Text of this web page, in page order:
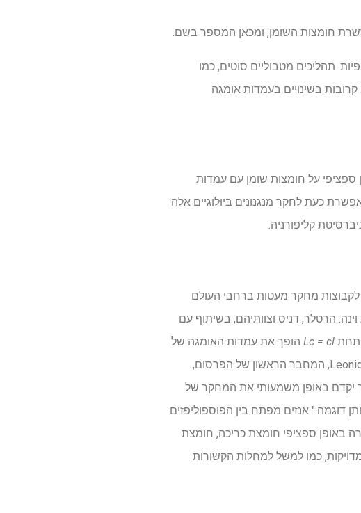
תהליכים מטבוליים סוטים, כמו
בשינויים בעמדות אומגה
ספציפי על חומצות שומן עם עמדות
כעת לחקר מנגנונים ביולוגיים אלה
קליפורניה.
לקבוצות מחקר מעטות ברחבי העולם
הרטלר, דניס וצוותיהם, בשיתוף עם
Lc = cl הופך את עמדות האומגה של
ליפידים לזמינות בשיטות ספקטרומטריה המונית משולבת כרומטוגרפיה שגרתית, "Leonida Lamp, המחבר הראשון של הפרסום,
יקדם באופן משמעותי את המחקר של
דוגמה:" אנזים מפתח בין הפוספוליפזים
באופן ספציפי חומצת כריכה, חומצת
מדויקות, כמו למשל למחלות הקשורות